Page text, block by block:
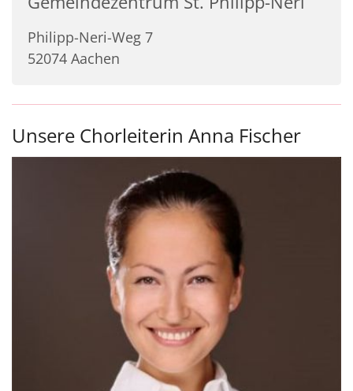
Philipp-Neri-Weg 7
52074 Aachen
Unsere Chorleiterin Anna Fischer